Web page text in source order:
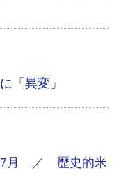
「異変」
月 ／ 歴史的米